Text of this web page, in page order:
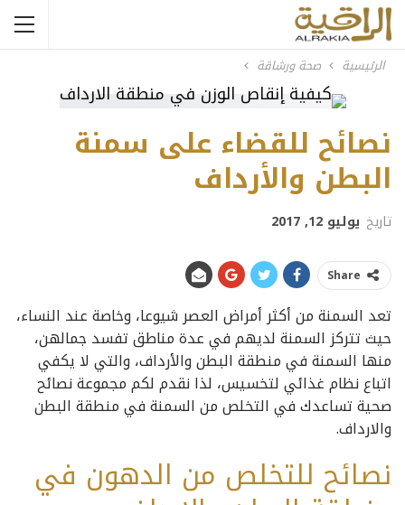
الرئيسية صحة ورشاقة
نصائح للقضاء على سمنة
البطن والأرداف
تاريخ يوليو 12, 2017
Share
تعد السمنة من أكثر أمراض العصر شيوعا، وخاصة عند النساء،
حيث تتركز السمنة لديهم في عدة مناطق تفسد جمالهن،
منها السمنة في منطقة البطن والأرداف، والتي لا يكفي
اتباع نظام غذائي لتخسيس، لذا نقدم لكم مجموعة نصائح
صحية تساعدك في التخلص من السمنة في منطقة البطن
والارداف.
نصائح للتخلص من الدهون في